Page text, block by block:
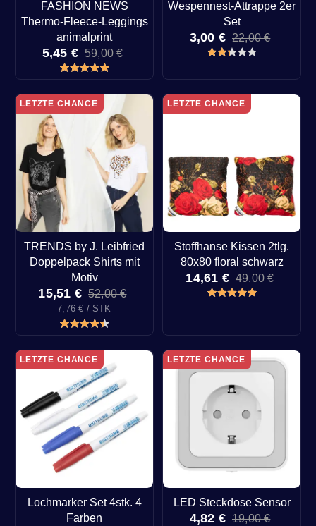
FASHION NEWS
Thermo-Fleece-Leggings
animalprint
5,45 € 59,00 €
Wespennest-Attrappe 2er
Set
3,00 € 22,00 €
LETZTE CHANCE
TRENDS by J. Leibfried
Doppelpack Shirts mit
Motiv
15,51 € 52,00 €
7,76 € / STK
LETZTE CHANCE
Stoffhanse Kissen 2tlg.
80x80 floral schwarz
14,61 € 49,00 €
LETZTE CHANCE
Lochmarker Set 4stk. 4
Farben
LETZTE CHANCE
LED Steckdose Sensor
4,82 € 19,00 €